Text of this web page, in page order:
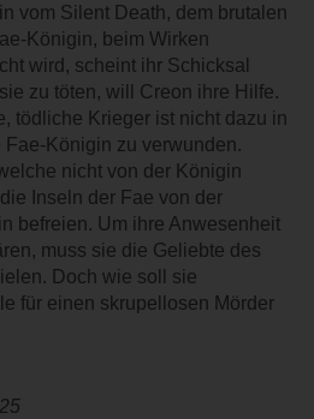
vom Silent Death, dem brutalen
Königin, beim Wirken
wird, scheint ihr Schicksal
zu töten, will Creon ihre Hilfe.
tödliche Krieger ist nicht dazu in
Königin zu verwunden.
nicht von der Königin
Inseln der Fae von der
befreien. Um ihre Anwesenheit
muss sie die Geliebte des
Doch wie soll sie
für einen skrupellosen Mörder